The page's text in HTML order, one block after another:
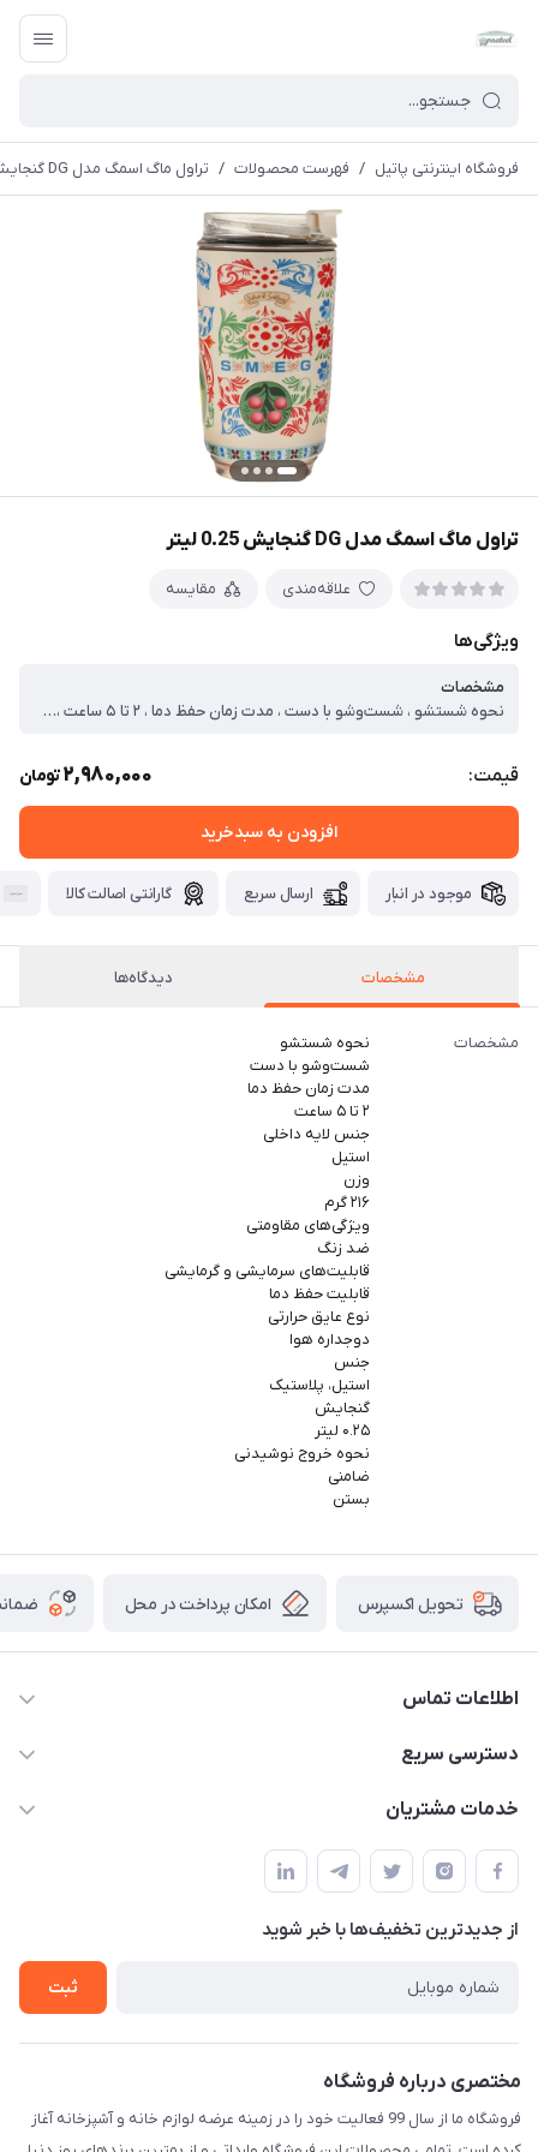
فروشگاه اینترنتی پاتیل / فهرست محصولات / تراول ماگ اسمگ مدل DG گنجایش 0.25 لیتر
تراول ماگ اسمگ مدل DG گنجایش 0.25 لیتر
علاقه‌مندی مقایسه
ویژگی‌ها
مشخصات
نحوه شستشو ، شست‌وشو با دست ، مدت زمان حفظ دما ، ۲ تا ۵ ساعت ، جنس لایه داخلی ، استیل ، وزن ، ۲۱۶ گرم ، ویژگی‌های مقاومتی ، ضد زنگ ، قابلیت‌های سرمایشی و گرمایشی ، قابلیت حفظ دما ، نوع عایق حرارتی ، دوجداره هوا ، جنس ، استیل، پلاستیک ، گنجایش ، ۰.۲۵ لیتر ، نحوه خروج نوشیدنی ، ضامنی ، بستن
قیمت: 2,980,000تومان
افزودن به سبدخرید
موجود در انبار ارسال سریع گارانتی اصالت کالا
مشخصات دیدگاه‌ها
مشخصات
نحوه شستشو
شست‌وشو با دست
مدت زمان حفظ دما
۲ تا ۵ ساعت
جنس لایه داخلی
استیل
وزن
۲۱۶ گرم
ویژگی‌های مقاومتی
ضد زنگ
قابلیت‌های سرمایشی و گرمایشی
قابلیت حفظ دما
نوع عایق حرارتی
دوجداره هوا
جنس
استیل، پلاستیک
گنجایش
۰.۲۵ لیتر
نحوه خروج نوشیدنی
ضامنی
بستن
تحویل اکسپرس امکان پرداخت در محل
اطلاعات تماس
09165044753
دسترسی سریع
حساب کاربری
لیست محصولات
درباره ما
خدمات مشتریان
قوانین و مقررات
حریم خصوصی
راهنما
از جدید‌ترین تخفیف‌ها با‌ خبر شوید
ثبت
مختصری درباره فروشگاه
فروشگاه ما از سال 99 فعالیت خود را در زمینه عرضه لوازم خانه و آشپزخانه آغاز